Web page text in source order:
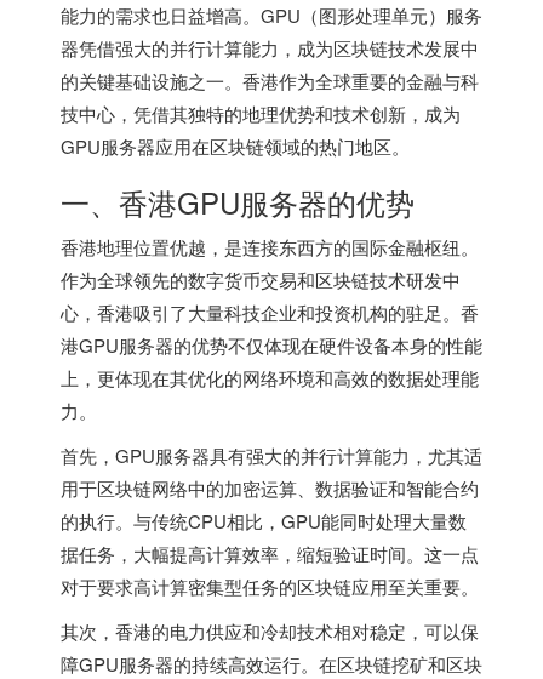
能力的需求也日益增高。GPU（图形处理单元）服务
器凭借强大的并行计算能力，成为区块链技术发展中
的关键基础设施之一。香港作为全球重要的金融与科
技中心，凭借其独特的地理优势和技术创新，成为
GPU服务器应用在区块链领域的热门地区。
一、 香港GPU服务器的优势
香港地理位置优越，是连接东西方的国际金融枢纽。
作为全球领先的数字货币交易和区块链技术研发中
心，香港吸引了大量科技企业和投资机构的驻足。 香
港GPU服务器的优势不仅体现在硬件设备本身的性能
上，更体现在其优化的网络环境和高效的数据处理能
力。
首先，GPU服务器具有强大的并行计算能力，尤其适
用于区块链网络中的加密运算、数据验证和智能合约
的执行。与传统CPU相比，GPU能同时处理大量数
据任务，大幅提高计算效率，缩短验证时间。这一点
对于要求高计算密集型任务的区块链应用至关重要。
其次，香港的电力供应和冷却技术相对稳定，可以保
障GPU服务器的持续高效运行。在区块链挖矿和区块